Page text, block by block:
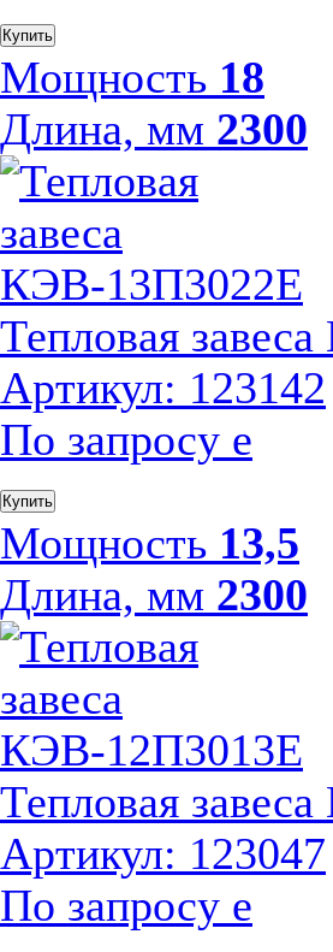
Купить
Мощность 18
Длина, мм 2300
Тепловая
Артикул: 123142
По запросу е
Купить
Мощность 13,5
Длина, мм 2300
Тепловая
Артикул: 123047
По запросу е